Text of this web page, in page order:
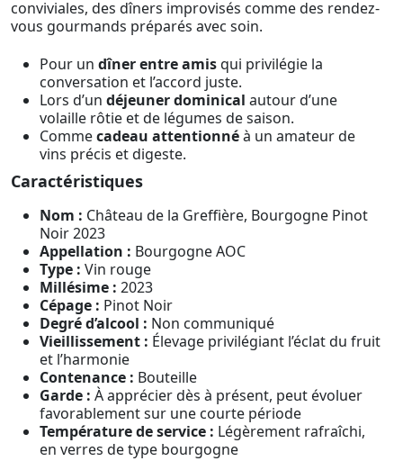
conviviales, des dîners improvisés comme des rendez-
vous gourmands préparés avec soin.
Pour un dîner entre amisqui privilégie la
conversation et l’accord juste.
Lors d’un déjeuner dominical autour d’une
volaille rôtie et de légumes de saison.
Commecadeau attentionnéà un amateur de
vins précis et digeste.
Caractéristiques
Nom : Château de la Greffière, Bourgogne Pinot
Noir 2023
Appellation : Bourgogne AOC
Type : Vin rouge
Millésime : 2023
Cépage : Pinot Noir
Degré d’alcool : Non communiqué
Vieillissement : Élevage privilégiant l’éclat du fruit
et l’harmonie
Contenance : Bouteille
Garde : À apprécier dès à présent, peut évoluer
favorablement sur une courte période
Température de service : Légèrement rafraîchi,
en verres de type bourgogne